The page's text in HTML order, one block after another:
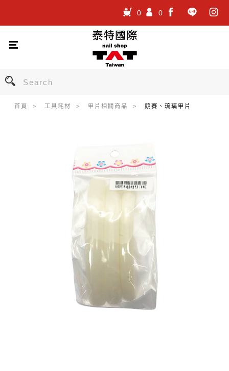
0
0
首頁 工具耗材 甲片相關商品 競賽、琉璃甲片